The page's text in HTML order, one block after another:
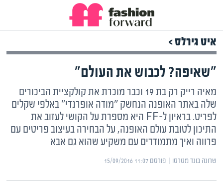
איט גירלס >
"שאיפה? לכבוש את העולם"
מאיה רייק רק בת 19 וכבר מוכרת את קולקציית הביכורים
שלה באתר האופנה הנחשק "מודה אופרנדי" באלפי שקלים
לפריט. בראיון ל-FF היא מספרת על הקושי לעזוב את
התיכון לטובת עולם האופנה, על הבחירה בעיצוב פריטים עם
פרווה ואיך מתמודדים עם משקיע שהוא גם אבא
שרונה בונד מטרסו | ‏פורסם ‎15/09/2016 11:07